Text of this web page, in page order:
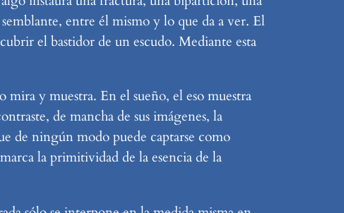
semblante, entre él mismo y lo que da a ver. El
el bastidor de un escudo. Mediante esta
mira y muestra. En el sueño, el eso muestra
de mancha de sus imágenes, la
de ningún modo puede captarse como
la primitividad de la esencia de la